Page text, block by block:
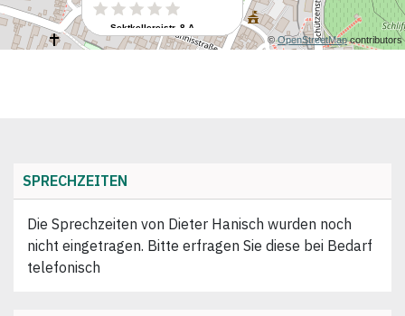
SPRECHZEITEN
Die Sprechzeiten von Dieter Hanisch wurden noch
nicht eingetragen. Bitte erfragen Sie diese bei Bedarf
telefonisch